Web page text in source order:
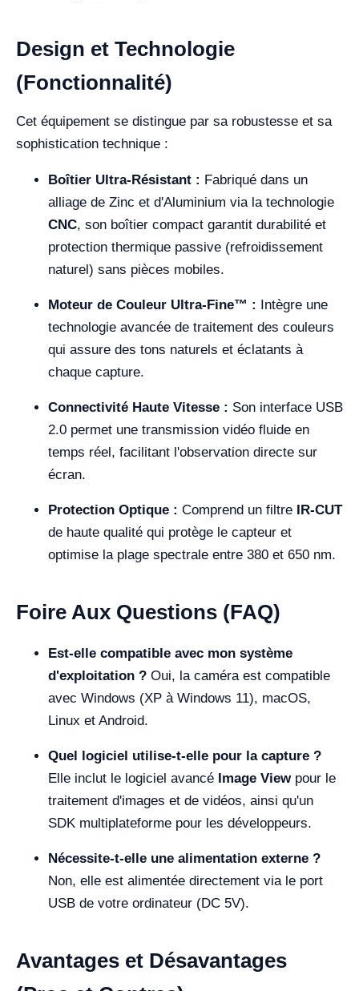
Design et Technologie
(Fonctionnalité)
Cet équipement se distingue par sa robustesse et sa
sophistication technique :
Boîtier Ultra-Résistant : Fabriqué dans un
alliage de Zinc et d'Aluminium via la technologie
CNC, son boîtier compact garantit durabilité et
protection thermique passive (refroidissement
naturel) sans pièces mobiles.
Moteur de Couleur Ultra-Fine™ : Intègre une
technologie avancée de traitement des couleurs
qui assure des tons naturels et éclatants à
chaque capture.
Connectivité Haute Vitesse : Son interface USB
2.0 permet une transmission vidéo fluide en
temps réel, facilitant l'observation directe sur
écran.
Protection Optique : Comprend un filtre IR-CUT
de haute qualité qui protège le capteur et
optimise la plage spectrale entre 380 et 650 nm.
Foire Aux Questions (FAQ)
Est-elle compatible avec mon système
d'exploitation ? Oui, la caméra est compatible
avec Windows (XP à Windows 11), macOS,
Linux et Android.
Quel logiciel utilise-t-elle pour la capture ?
Elle inclut le logiciel avancé Image Viewpour le
traitement d'images et de vidéos, ainsi qu'un
SDK multiplateforme pour les développeurs.
Nécessite-t-elle une alimentation externe ?
Non, elle est alimentée directement via le port
USB de votre ordinateur (DC 5V).
Avantages et Désavantages